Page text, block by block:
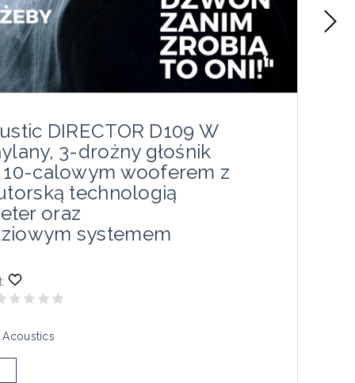
DIRECTOR D109 W
3-drożny głośnik
calowym wooferem z
technologią
oraz
systemem